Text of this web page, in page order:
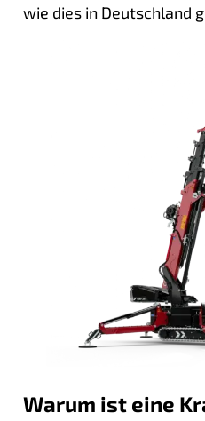
wie dies in Deutschland
Warum ist eine